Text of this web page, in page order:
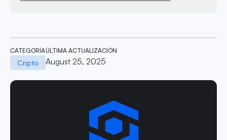
CATEGORÍA
Cripto
ÚLTIMA ACTUALIZACIÓN
August 25, 2025